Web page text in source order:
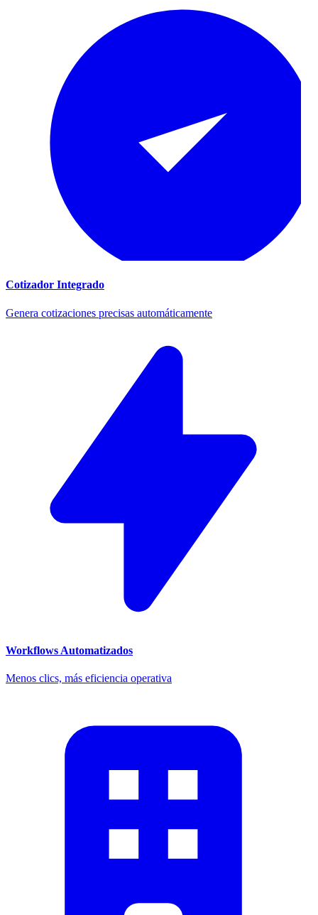
Cotizador Integrado
Genera cotizaciones precisas automáticamente
Workflows Automatizados
Menos clics, más eficiencia operativa